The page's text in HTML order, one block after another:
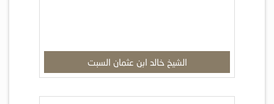
الشيخ خالد ابن عثمان السبت